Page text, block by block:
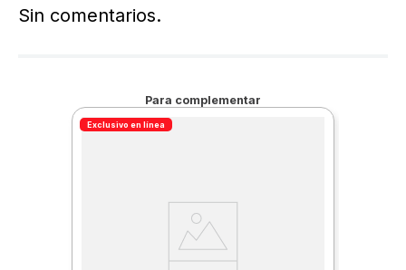
Sin comentarios.
Para complementar
Exclusivo en línea